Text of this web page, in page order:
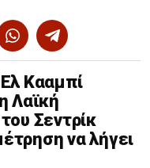
Κααμπί
Λαϊκή
Σεντρίκ
να λήγει